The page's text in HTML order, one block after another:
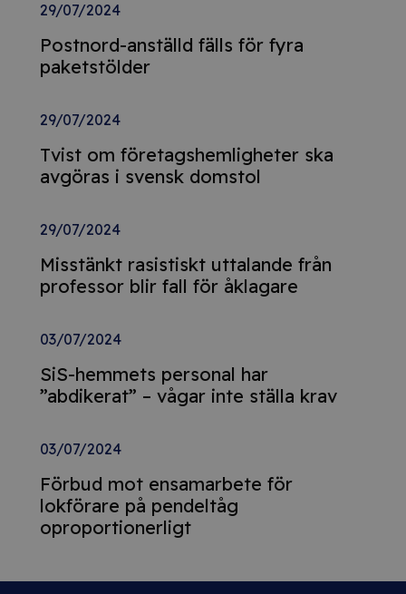
29/07/2024
Postnord-anställd fälls för fyra
paketstölder
29/07/2024
Tvist om företagshemligheter ska
avgöras i svensk domstol
29/07/2024
Misstänkt rasistiskt uttalande från
professor blir fall för åklagare
03/07/2024
SiS-hemmets personal har
”abdikerat” – vågar inte ställa krav
03/07/2024
Förbud mot ensamarbete för
lokförare på pendeltåg
oproportionerligt